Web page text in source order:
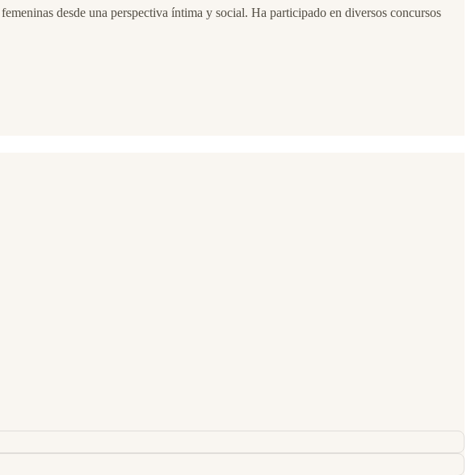
desde una perspectiva íntima y social. Ha participado en diversos concursos